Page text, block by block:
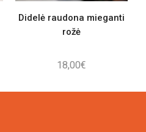
Didelė raudona mieganti
rožė
18,00€